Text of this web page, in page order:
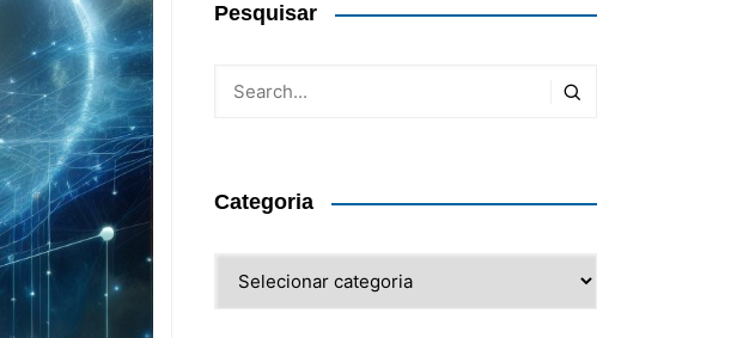
Pesquisar
Categoria